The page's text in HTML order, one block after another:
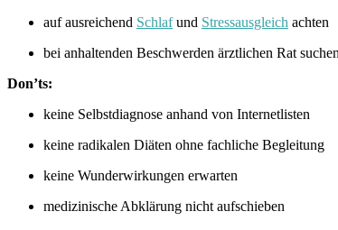
auf ausreichend Schlafund Stressausgleich achten
bei anhaltenden Beschwerden ärztlichen Rat suchen
Don’ts:
keine Selbstdiagnose anhand von Internetlisten
keine radikalen Diäten ohne fachliche Begleitung
keine Wunderwirkungen erwarten
medizinische Abklärung nicht aufschieben